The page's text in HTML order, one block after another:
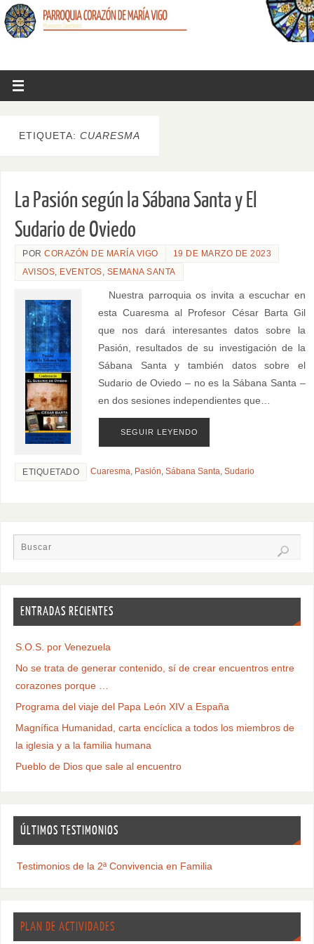
ETIQUETA: CUARESMA
La Pasión según la Sábana Santa y El
Sudario de Oviedo
PORCORAZÓN DE MARÍA VIGO
19 DE MARZO DE 2023
AVISOS EVENTOS SEMANA SANTA
Nuestra parroquia os invita a escuchar en
esta Cuaresma al Profesor César Barta Gil
que nos dará interesantes datos sobre la
Pasión, resultados de su investigación de la
Sábana Santa y también datos sobre el
Sudario de Oviedo – no es la Sábana Santa –
en dos sesiones independientes que…
SEGUIR LEYENDO
ETIQUETADO Cuaresma, Pasión,Sábana Santa,Sudario
ENTRADAS RECIENTES
S.O.S. por Venezuela
No se trata de generar contenido, sí de crear encuentros entre
corazones porque …
Programa del viaje del Papa León XIV a España
Magnífica Humanidad, carta encíclica a todos los miembros de
la iglesia y a la familia humana
Pueblo de Dios que sale al encuentro
ÚLTIMOS TESTIMONIOS
Testimonios de la 2ª Convivencia en Familia
PLAN DE ACTIVIDADES